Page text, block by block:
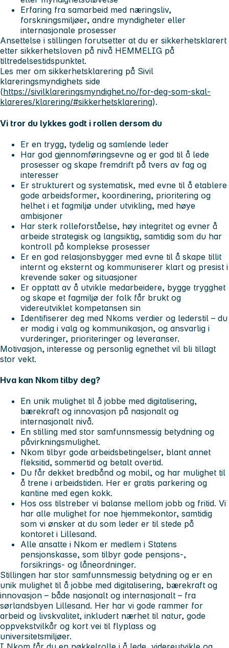
Erfaring fra samarbeid med næringsliv,
forskningsmiljøer, andre myndigheter eller
internasjonale prosesser
Ansettelse i stillingen forutsetter at du er sikkerhetsklarert
etter sikkerhetsloven på nivå HEMMELIG på
tiltredelsestidspunktet.
Les mer om sikkerhetsklarering på Sivil
klareringsmyndighets side
(https://sivilklareringsmyndighet.no/for-deg-som-skal-
klareres/klarering/#sikkerhetsklarering).
Vi tror du lykkes godt i rollen dersom du
Er en trygg, tydelig og samlende leder
Har god gjennomføringsevne og er god til å lede
prosesser og skape fremdrift på tvers av fag og
interesser
Er strukturert og systematisk, med evne til å etablere
gode arbeidsformer, koordinering, prioritering og
helhet i et fagmiljø under utvikling, med høye
ambisjoner
Har sterk rolleforståelse, høy integritet og evner å
arbeide strategisk og langsiktig, samtidig som du har
kontroll på komplekse prosesser
Er en god relasjonsbygger med evne til å skape tillit
internt og eksternt og kommuniserer klart og presist i
krevende saker og situasjoner
Er opptatt av å utvikle medarbeidere, bygge trygghet
og skape et fagmiljø der folk får brukt og
videreutviklet kompetansen sin
Identifiserer deg med Nkoms verdier og lederstil – du
er modig i valg og kommunikasjon, og ansvarlig i
vurderinger, prioriteringer og leveranser.
Motivasjon, interesse og personlig egnethet vil bli tillagt
stor vekt.
Hva kan Nkom tilby deg?
En unik mulighet til å jobbe med digitalisering,
bærekraft og innovasjon på nasjonalt og
internasjonalt nivå.
En stilling med stor samfunnsmessig betydning og
påvirkningsmulighet.
Nkom tilbyr gode arbeidsbetingelser, blant annet
fleksitid, sommertid og betalt overtid.
Du får dekket bredbånd og mobil, og har mulighet til
å trene i arbeidstiden. Her er gratis parkering og
kantine med egen kokk.
Hos oss tilstreber vi balanse mellom jobb og fritid. Vi
har alle mulighet for noe hjemmekontor, samtidig
som vi ønsker at du som leder er til stede på
kontoret i Lillesand.
Alle ansatte i Nkom er medlem i Statens
pensjonskasse, som tilbyr gode pensjons-,
forsikrings- og låneordninger.
Stillingen har stor samfunnsmessig betydning og er en
unik mulighet til å jobbe med digitalisering, bærekraft og
innovasjon – både nasjonalt og internasjonalt – fra
sørlandsbyen Lillesand. Her har vi gode rammer for
arbeid og livskvalitet, inkludert nærhet til natur, gode
oppvekstvilkår og kort vei til flyplass og
universitetsmiljøer.